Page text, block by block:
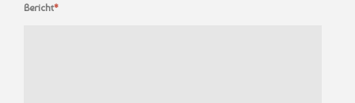
Bericht*